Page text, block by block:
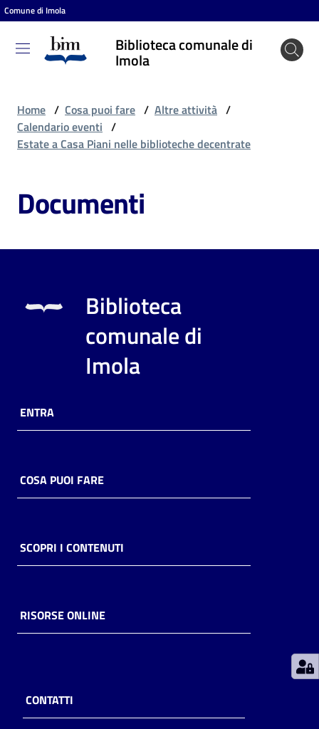
Vai al contenuto
Vai alla navigazione
Vai al footer
Comune di Imola
Biblioteca comunale di
Imola
Biblioteca
comunale
Cosa
fare
Scopri
online
Piani
Decentrate
Home / Cosa puoi fare / Altre attività /
Calendario eventi /
Estate a Casa Piani nelle biblioteche decentrate
Documenti
Biblioteca
comunale di
Imola
ENTRA
COSA PUOI FARE
SCOPRI I CONTENUTI
RISORSE ONLINE
CONTATTI